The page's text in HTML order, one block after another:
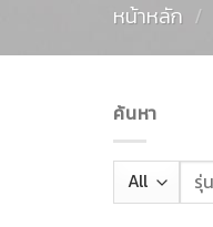
หน้าหลัก /
ค้นหา